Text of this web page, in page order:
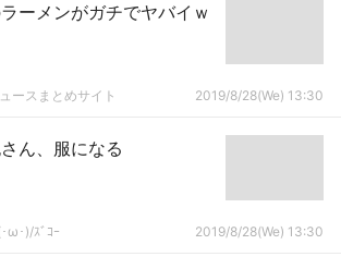
ーメンがガチでヤバイｗ
ースまとめサイト 2019/8/28(We) 13:30
ん、服になる
ω･)/ｽﾞｺｰ 2019/8/28(We) 13:30